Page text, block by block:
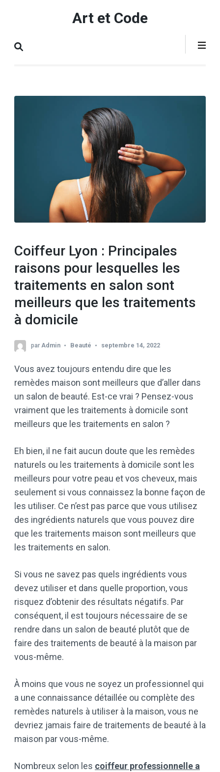
(Pressez
Art et Code
Coiffeur Lyon : Principales
raisons pour lesquelles les
traitements en salon sont
meilleurs que les traitements
à domicile
parAdmin Beauté septembre 14, 2022
Vous avez toujours entendu dire que les
remèdes maison sont meilleurs que d’aller dans
un salon de beauté. Est-ce vrai ? Pensez-vous
vraiment que les traitements à domicile sont
meilleurs que les traitements en salon ?
Eh bien, il ne fait aucun doute que les remèdes
naturels ou les traitements à domicile sont les
meilleurs pour votre peau et vos cheveux, mais
seulement si vous connaissez la bonne façon de
les utiliser. Ce n’est pas parce que vous utilisez
des ingrédients naturels que vous pouvez dire
que les traitements maison sont meilleurs que
les traitements en salon.
Si vous ne savez pas quels ingrédients vous
devez utiliser et dans quelle proportion, vous
risquez d’obtenir des résultats négatifs. Par
conséquent, il est toujours nécessaire de se
rendre dans un salon de beauté plutôt que de
faire des traitements de beauté à la maison par
vous-même.
À moins que vous ne soyez un professionnel qui
a une connaissance détaillée ou complète des
remèdes naturels à utiliser à la maison, vous ne
devriez jamais faire de traitements de beauté à la
maison par vous-même.
Nombreux selon les coiffeur professionnelle a